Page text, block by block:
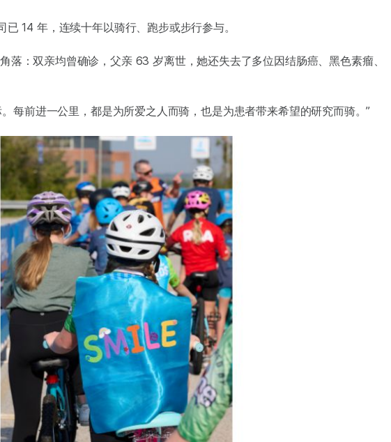
14 年，连续十年以骑行、跑步或步行参与。
落：双亲均曾确诊，父亲 63 岁离世，她还失去了多位因结肠癌、黑色素瘤、
每前进一公里，都是为所爱之人而骑，也是为患者带来希望的研究而骑。”